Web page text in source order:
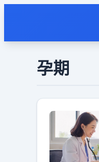
孕期